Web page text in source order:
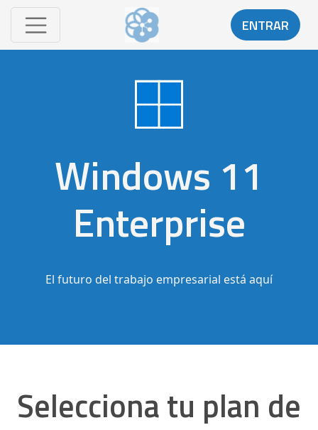
ENTRAR
Windows 11
Enterprise
El futuro del trabajo empresarial está aquí
Selecciona tu plan de